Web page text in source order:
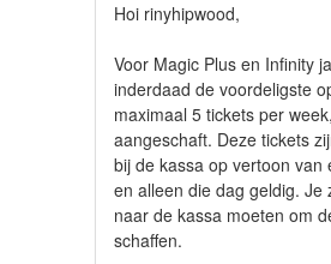
Hoi rinyhipwood,
Voor Magic Plus en Infinity
inderdaad de voordeligste
maximaal 5 tickets per
aangeschaft. Deze tickets
bij de kassa op vertoon van
en alleen die dag geldig. Je
naar de kassa moeten om
schaffen.